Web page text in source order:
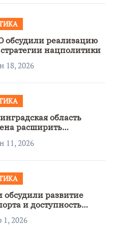
обсудили реализацию
нацполитики
18, 2026
область
расширить
с Узбекистаном
11, 2026
обсудили развитие
и доступность
1, 2026